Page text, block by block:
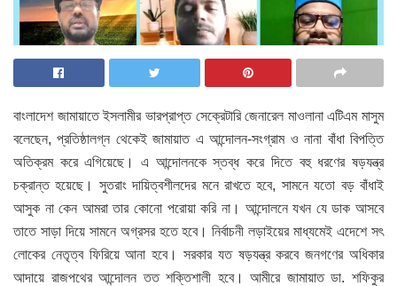
বাংলাদেশ জামায়াতে ইসলামীর ভারপ্রাপ্ত সেক্রেটারি জেনারেল মাওলানা এটিএম মাসুম
বলেছেন, প্রতিষ্ঠালগ্ন থেকেই জামায়াত এ আন্দোলন-সংগ্রাম ও নানা বাঁধা বিপত্তি
অতিক্রম করে এগিয়েছে। এ আন্দোলনকে স্তব্ধ করে দিতে বহু ধরণের ষড়যন্ত্র
চক্রান্ত হয়েছে। সুতরাং দায়িত্বশীলদের মনে রাখতে হবে, সামনে যতো বড় বাঁধাই
আসুক না কেন আমরা তার কোনো পরোয়া করি না। আন্দোলনে যখন যে ডাক আসবে
তাতে সাড়া দিয়ে সামনে অগ্রসর হতে হবে। নির্বাচনী লড়াইয়ের মাধ্যমেই এদেশে সৎ
লোকের নেতৃত্ব ফিরিয়ে আনা হবে। সরকার যত ষড়যন্ত্র করবে জনগণের অধিকার
আদায়ে রাজপথের আন্দোলন তত শক্তিশালী হবে। আমীরে জামায়াত ডা. শফিকুর